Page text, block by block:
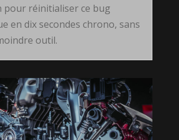
pour réinitialiser ce bug
en dix secondes chrono, sans
outil.